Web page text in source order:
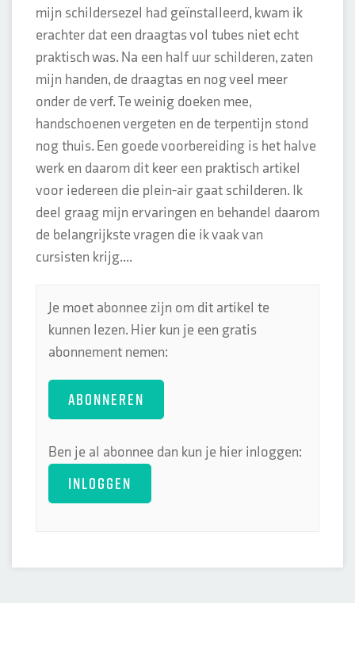
mijn schildersezel had geïnstalleerd, kwam ik
erachter dat een draagtas vol tubes niet echt
praktisch was. Na een half uur schilderen, zaten
mijn handen, de draagtas en nog veel meer
onder de verf. Te weinig doeken mee,
handschoenen vergeten en de terpentijn stond
nog thuis. Een goede voorbereiding is het halve
werk en daarom dit keer een praktisch artikel
voor iedereen die plein-air gaat schilderen. Ik
deel graag mijn ervaringen en behandel daarom
de belangrijkste vragen die ik vaak van
cursisten krijg....
Je moet abonnee zijn om dit artikel te
kunnen lezen. Hier kun je een gratis
abonnement nemen:
ABONNEREN
Ben je al abonnee dan kun je hier inloggen:
INLOGGEN